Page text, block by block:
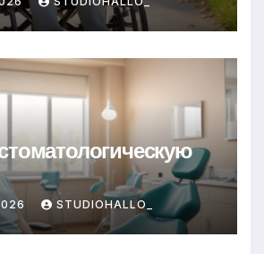
STUDIOHALLO_